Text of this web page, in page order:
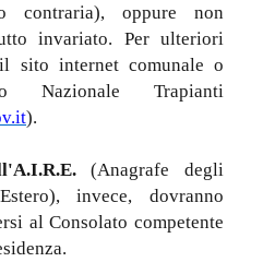
contraria), oppure non
invariato. Per ulteriori
sito internet comunale o
Trapianti
).
(Anagrafe degli
invece, dovranno
al Consolato competente